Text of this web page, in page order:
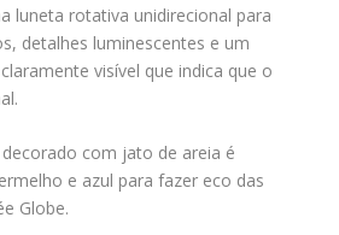
luneta rotativa unidirecional para
detalhes luminescentes e um
visível que indica que o
com jato de areia é
e azul para fazer eco das
Globe.